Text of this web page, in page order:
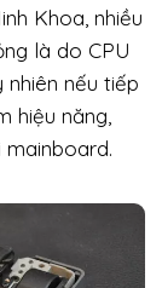
Khoa, nhiều
là do CPU
nếu tiếp
hiệu năng,